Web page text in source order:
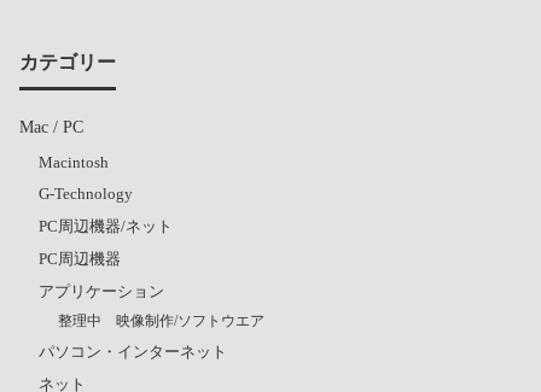
カテゴリー
Mac / PC
Macintosh
G-Technology
PC周辺機器/ネット
PC周辺機器
アプリケーション
整理中 映像制作/ソフトウエア
パソコン・インターネット
ネット